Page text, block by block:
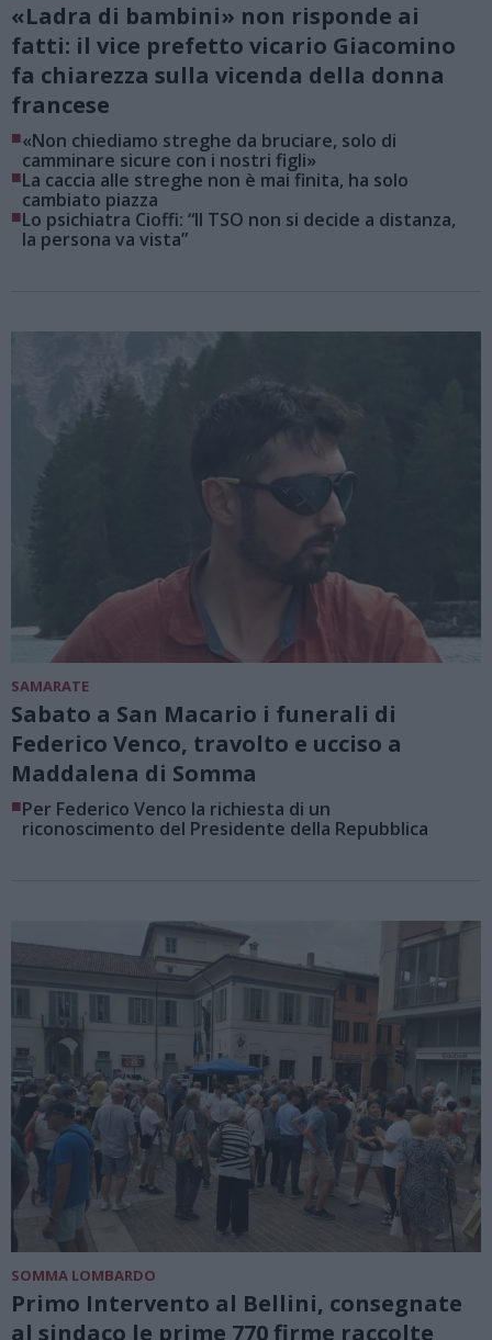
«Ladra di bambini» non risponde ai
fatti: il vice prefetto vicario Giacomino
fa chiarezza sulla vicenda della donna
francese
■«Non chiediamo streghe da bruciare, solo di
camminare sicure con i nostri figli»
■La caccia alle streghe non è mai finita, ha solo
cambiato piazza
■Lo psichiatra Cioffi: “Il TSO non si decide a distanza,
la persona va vista”
SAMARATE
Sabato a San Macario i funerali di
Federico Venco, travolto e ucciso a
Maddalena di Somma
■Per Federico Venco la richiesta di un
riconoscimento del Presidente della Repubblica
SOMMA LOMBARDO
Primo Intervento al Bellini, consegnate
al sindaco le prime 770 firme raccolte